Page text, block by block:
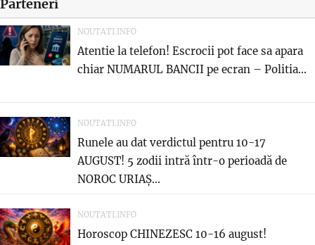
Parteneri
NOUTATI.INFO
Atentie la telefon! Escrocii pot face sa apara
chiar NUMARUL BANCII pe ecran – Politia...
NOUTATI.INFO
Runele au dat verdictul pentru 10-17
AUGUST! 5 zodii intră într-o perioadă de
NOROC URIAȘ...
NOUTATI.INFO
Horoscop CHINEZESC 10-16 august!